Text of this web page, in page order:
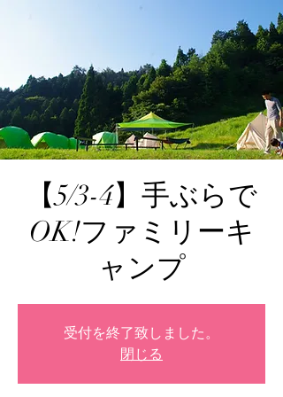
【5/3-4】手ぶらで
OK!ファミリーキ
ャンプ
受付を終了致しました。
閉じる